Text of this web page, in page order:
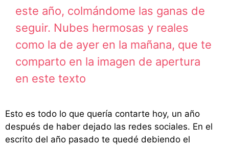
este año, colmándome las ganas de
seguir. Nubes hermosas y reales
como la de ayer en la mañana, que te
comparto en la imagen de apertura
en este texto
Esto es todo lo que quería contarte hoy, un año
después de haber dejado las redes sociales. En el
escrito del año pasado te quedé debiendo el